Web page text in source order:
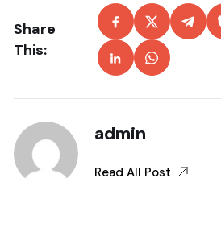
Share
This:
admin
Read All Post